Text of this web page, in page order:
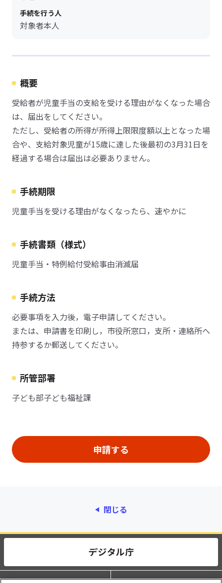
手続を行う人
対象者本人
概要
受給者が児童手当の支給を受ける理由がなくなった場合
は、届出をしてください。
ただし、受給者の所得が所得上限限度額以上となった場
合や、支給対象児童が15歳に達した後最初の3月31日を
経過する場合は届出は必要ありません。
手続期限
児童手当を受ける理由がなくなったら、速やかに
手続書類（様式）
児童手当・特例給付受給事由消滅届
手続方法
必要事項を入力後，電子申請してください。
または、申請書を印刷し，市役所窓口，支所・連絡所へ
持参するか郵送してください。
所管部署
子ども部子ども福祉課
閉じる